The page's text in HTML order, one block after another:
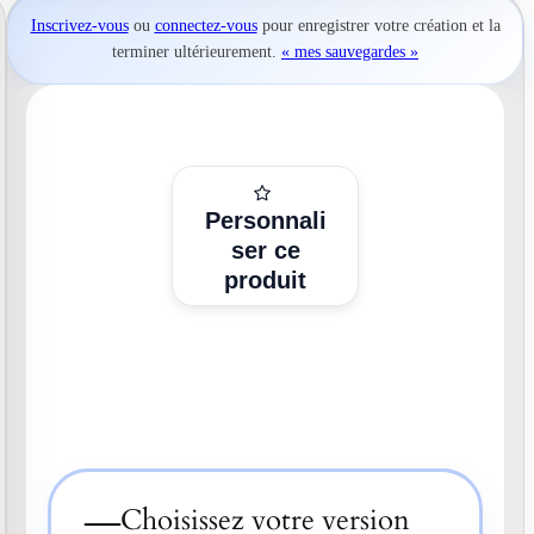
Inscrivez-vousou connectez-vouspour enregistrer votre création et la
terminer ultérieurement. « mes sauvegardes »
Personnali
ser ce
produit
—Choisissez votre version